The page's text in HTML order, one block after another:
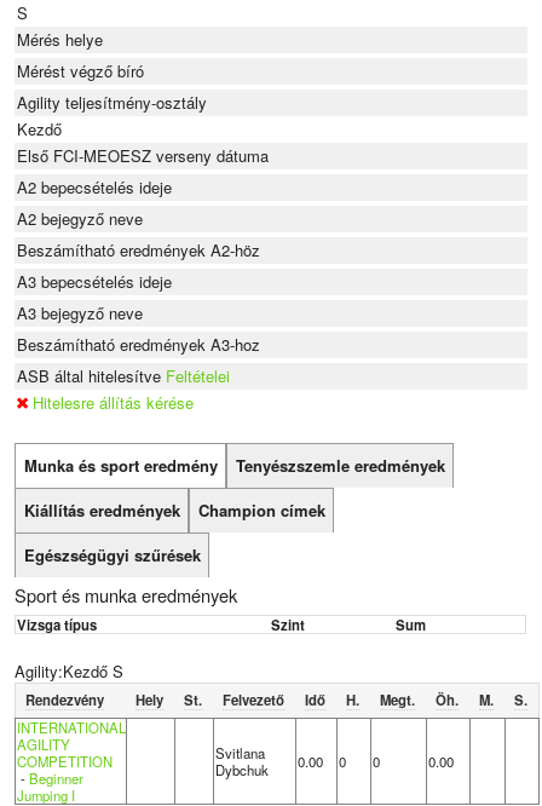
S
Mérés helye
Mérést végző bíró
Agility teljesítmény-osztály
Kezdő
Első FCI-MEOESZ verseny dátuma
A2 bepecsételés ideje
A2 bejegyző neve
Beszámítható eredmények A2-höz
A3 bepecsételés ideje
A3 bejegyző neve
Beszámítható eredmények A3-hoz
ASB által hitelesítve Feltételei
Hitelesre állítás kérése
Munka és sport eredmény
Tenyészszemle eredmények
Kiállítás eredmények
Champion címek
Egészségügyi szűrések
Sport és munka eredmények
Vizsga típus Szint Sum
Agility:Kezdő S
Rendezvény Hely St. Felvezető Idő H. Megt. Öh. M.
S.
INTERNATIONAL
AGILITY
COMPETITION
-Beginner
Jumping I
Svitlana
Dybchuk
0.00 0 0 0.00